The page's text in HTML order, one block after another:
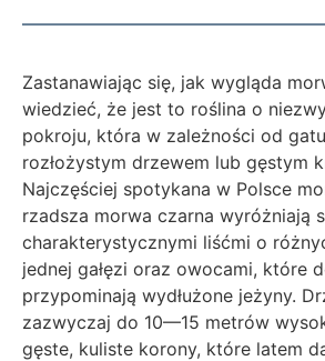
Zastanawiając się, jak wygląda
wiedzieć, że jest to roślina o
pokroju, która w zależności od
rozłożystym drzewem lub gęstym
Najczęściej spotykana w Polsce
rzadsza morwa czarna wyróżniają
charakterystycznymi liśćmi o
jednej gałęzi oraz owocami, które
przypominają wydłużone jeżyny.
zazwyczaj do 10—15 metrów
gęste, kuliste korony, które latem